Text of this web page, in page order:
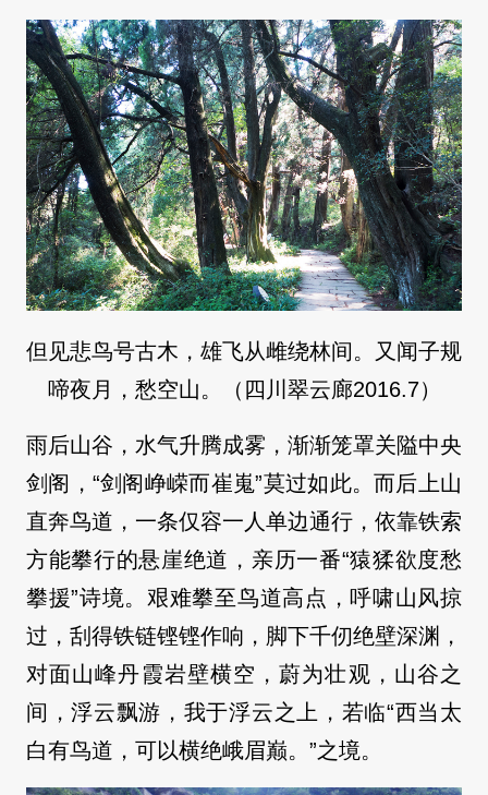
但见悲鸟号古木，雄飞从雌绕林间。又闻子规
啼夜月，愁空山。（四川翠云廊2016.7）
雨后山谷，水气升腾成雾，渐渐笼罩关隘中央
剑阁，“剑阁峥嵘而崔嵬”莫过如此。而后上山
直奔鸟道，一条仅容一人单边通行，依靠铁索
方能攀行的悬崖绝道，亲历一番“猿猱欲度愁
攀援”诗境。艰难攀至鸟道高点，呼啸山风掠
过，刮得铁链铿铿作响，脚下千仞绝壁深渊，
对面山峰丹霞岩壁横空，蔚为壮观，山谷之
间，浮云飘游，我于浮云之上，若临“西当太
白有鸟道，可以横绝峨眉巅。”之境。